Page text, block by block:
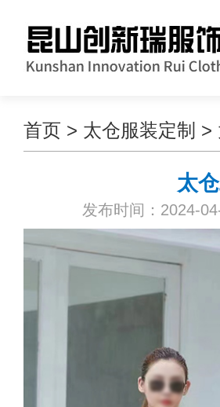
首页 > 太仓服装定制 >
太
发布时间：2024-